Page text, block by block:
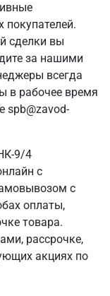
сделки вы
за нашими
всегда
в рабочее время
spb@zavod-
9/4
с
с
оплаты,
товара.
рассрочке,
акциях по